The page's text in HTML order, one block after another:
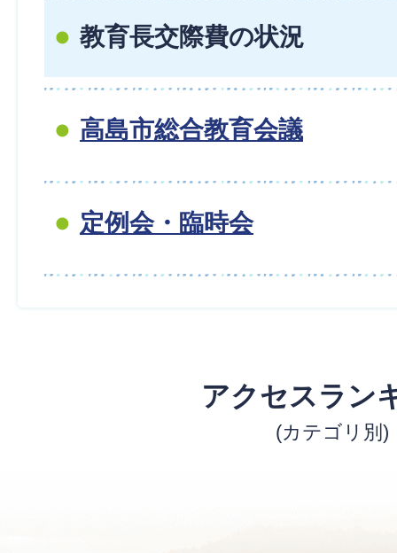
教育長交際費の状況
高島市総合教育会議
定例会・臨時会
アクセスラン
(カテゴリ別)